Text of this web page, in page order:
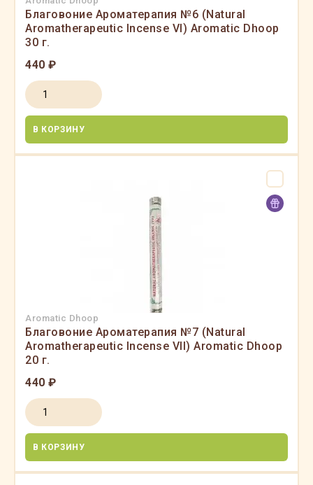
Благовоние Ароматерапия №6 (Natural
Aromatherapeutic Incense VI) Aromatic Dhoop
30 г.
440 ₽
В КОРЗИНУ
Aromatic Dhoop
Благовоние Ароматерапия №7 (Natural
Aromatherapeutic Incense VII) Aromatic Dhoop
20 г.
440 ₽
В КОРЗИНУ